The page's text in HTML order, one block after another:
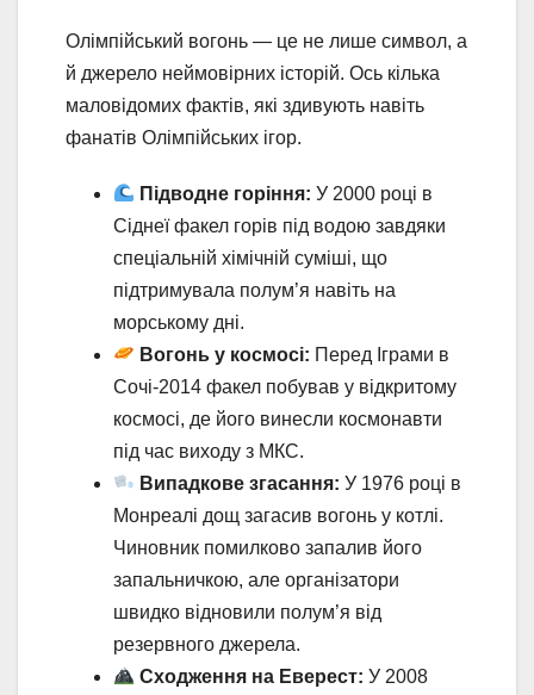
Олімпійський вогонь — це не лише символ, а
й джерело неймовірних історій. Ось кілька
маловідомих фактів, які здивують навіть
фанатів Олімпійських ігор.
Підводне горіння: У 2000 році в
Сіднеї факел горів під водою завдяки
спеціальній хімічній суміші, що
підтримувала полум’я навіть на
морському дні.
Вогонь у космосі: Перед Іграми в
Сочі-2014 факел побував у відкритому
космосі, де його винесли космонавти
під час виходу з МКС.
Випадкове згасання: У 1976 році в
Монреалі дощ загасив вогонь у котлі.
Чиновник помилково запалив його
запальничкою, але організатори
швидко відновили полум’я від
резервного джерела.
Сходження на Еверест: У 2008